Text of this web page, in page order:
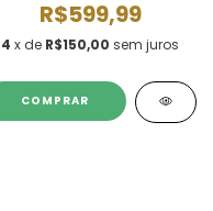
R$599,99
4 x de R$150,00 sem juros